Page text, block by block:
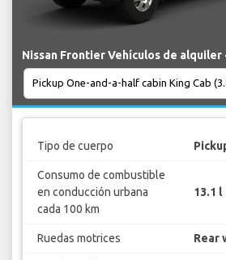
Nissan Frontier Vehículos de
Tipo de cuerpo
Consumo de combustible
en conducción urbana
cada 100 km
13.1 l
Ruedas motrices Rear